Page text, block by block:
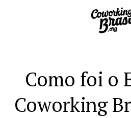
Como foi o
Coworking